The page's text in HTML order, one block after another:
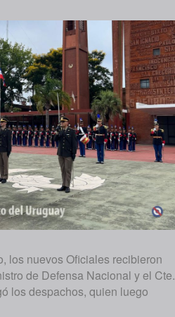
los nuevos Oficiales recibieron
de Defensa Nacional y el Cte.
los despachos, quien luego